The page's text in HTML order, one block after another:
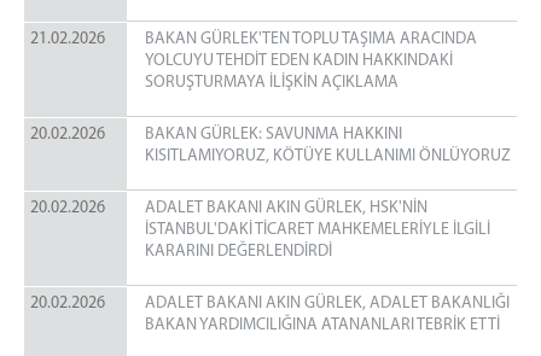
21.02.2026
BAKAN GÜRLEK'TEN TOPLU TAŞIMA ARACINDA
YOLCUYU TEHDİT EDEN KADIN HAKKINDAKİ
SORUŞTURMAYA İLİŞKİN AÇIKLAMA
20.02.2026
BAKAN GÜRLEK: SAVUNMA HAKKINI
KISITLAMIYORUZ, KÖTÜYE KULLANIMI ÖNLÜYORUZ
20.02.2026
ADALET BAKANI AKIN GÜRLEK, HSK'NİN
İSTANBUL'DAKİ TİCARET MAHKEMELERİYLE İLGİLİ
KARARINI DEĞERLENDİRDİ
20.02.2026
ADALET BAKANI AKIN GÜRLEK, ADALET BAKANLIĞI
BAKAN YARDIMCILIĞINA ATANANLARI TEBRİK ETTİ